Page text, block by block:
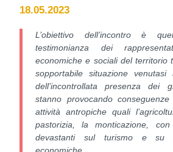
18.05.2023
L’obiettivo dell’incontro è
testimonianza dei
economiche e sociali del territorio
sopportabile situazione
dell’incontrollata presenza dei
stanno provocando
attività antropiche quali
pastorizia, la monticazione,
devastanti sul turismo e su
economiche.